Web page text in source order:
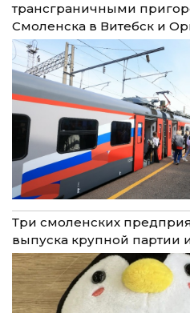
трансграничными
Смоленска в Витебск и
Три смоленских
выпуска крупной партии